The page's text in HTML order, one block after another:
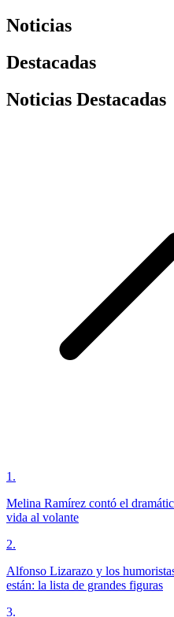
Noticias
Destacadas
Noticias Destacadas
1 .
Melina Ramírez contó el
vida al volante
2.
Alfonso Lizarazo y los
están: la lista de grandes figuras
3.